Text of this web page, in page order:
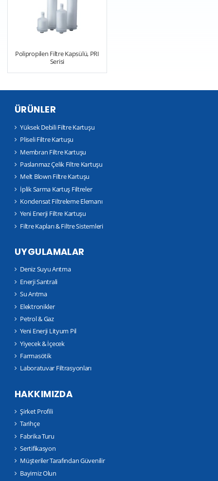
Polipropilen Filtre Kapsülü, PRI
Serisi
ÜRÜNLER
Yüksek Debili Filtre Kartuşu
Pliseli Filtre Kartuşu
Membran Filtre Kartuşu
Paslanmaz Çelik Filtre Kartuşu
Melt Blown Filtre Kartuşu
İplik Sarma Kartuş Filtreler
Kondensat Filtreleme Elemanı
Yeni Enerji Filtre Kartuşu
Filtre Kapları & Filtre Sistemleri
UYGULAMALAR
Deniz Suyu Arıtma
Enerji Santrali
Su Arıtma
Elektronikler
Petrol & Gaz
Yeni Enerji Lityum Pil
Yiyecek & İçecek
Farmasötik
Laboratuvar Filtrasyonları
HAKKIMIZDA
Şirket Profili
Tarihçe
Fabrika Turu
Sertifikasyon
Müşteriler Tarafından Güvenilir
Bayimiz Olun